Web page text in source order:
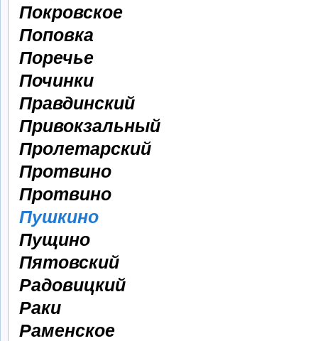
Покровское
Поповка
Поречье
Починки
Правдинский
Привокзальный
Пролетарский
Протвино
Протвино
Пушкино
Пущино
Пятовский
Радовицкий
Раки
Раменское